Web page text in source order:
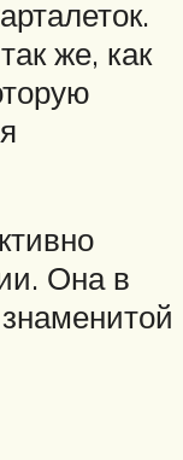
же, как
Она в